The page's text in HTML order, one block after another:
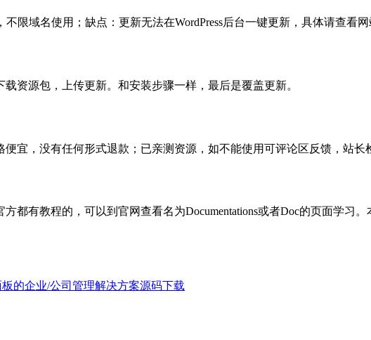
限域名使用；缺点：更新无法在WordPress后台一键更新，具体请查看网
资源包，上传更新。和安装步骤一样，最后是覆盖更新。
宜，没有任何形式退款；已亲测资源，如不能使用可评论区反馈，站长
都有教程的，可以到官网查看名为Documentations或者Doc的页面学习